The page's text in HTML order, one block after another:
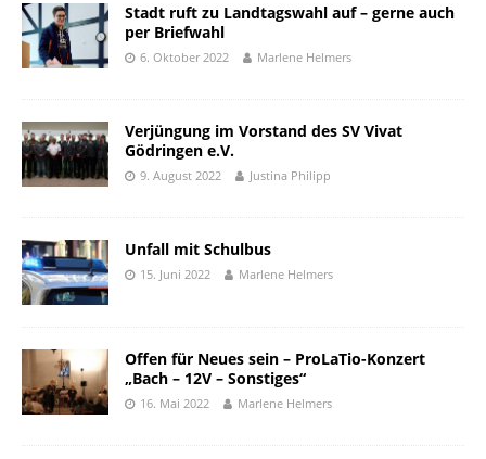
Stadt ruft zu Landtagswahl auf – gerne auch
per Briefwahl
6. Oktober 2022 Marlene Helmers
Verjüngung im Vorstand des SV Vivat
Gödringen e.V.
9. August 2022 Justina Philipp
Unfall mit Schulbus
15. Juni 2022 Marlene Helmers
Offen für Neues sein – ProLaTio-Konzert
„Bach – 12V – Sonstiges“
16. Mai 2022 Marlene Helmers